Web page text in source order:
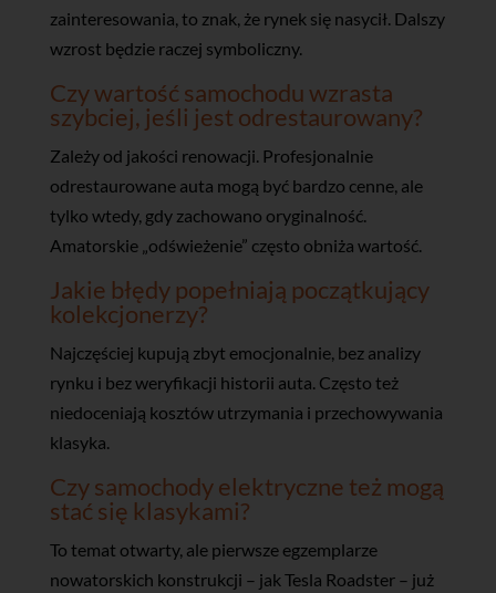
zainteresowania, to znak, że rynek się nasycił. Dalszy
wzrost będzie raczej symboliczny.
Czy wartość samochodu wzrasta
szybciej, jeśli jest odrestaurowany?
Zależy od jakości renowacji. Profesjonalnie
odrestaurowane auta mogą być bardzo cenne, ale
tylko wtedy, gdy zachowano oryginalność.
Amatorskie „odświeżenie” często obniża wartość.
Jakie błędy popełniają początkujący
kolekcjonerzy?
Najczęściej kupują zbyt emocjonalnie, bez analizy
rynku i bez weryfikacji historii auta. Często też
niedoceniają kosztów utrzymania i przechowywania
klasyka.
Czy samochody elektryczne też mogą
stać się klasykami?
To temat otwarty, ale pierwsze egzemplarze
nowatorskich konstrukcji – jak Tesla Roadster – już